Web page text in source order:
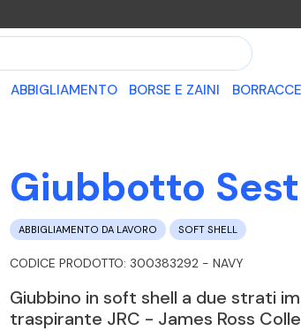
ABBIGLIAMENTO BORSE E ZAINI
Giubbotto
ABBIGLIAMENTO DA LAVORO SOFT SHELL
CODICE PRODOTTO: 300383292 - NAVY
Giubbino in soft shell a due strati
traspirante JRC - James Ross